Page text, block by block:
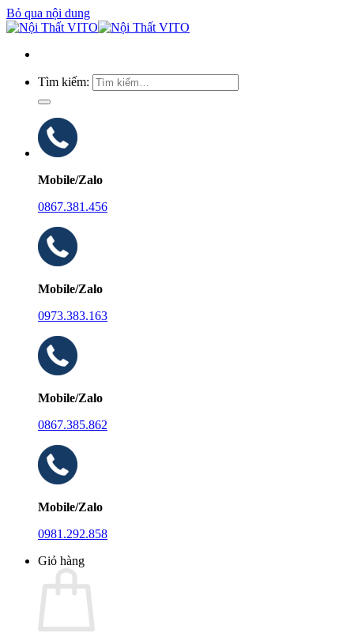
Bỏ qua nội dung
Tìm kiếm:
Mobile/Zalo
0867.381.456
Mobile/Zalo
0973.383.163
Mobile/Zalo
0867.385.862
Mobile/Zalo
0981.292.858
Giỏ hàng